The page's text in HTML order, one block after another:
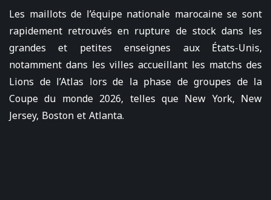
Les maillots de l’équipe nationale marocaine se sont
rapidement retrouvés en rupture de stock dans les
grandes et petites enseignes aux États-Unis,
notamment dans les villes accueillant les matchs des
Lions de l’Atlas lors de la phase de groupes de la
Coupe du monde 2026, telles que New York, New
Jersey, Boston et Atlanta.